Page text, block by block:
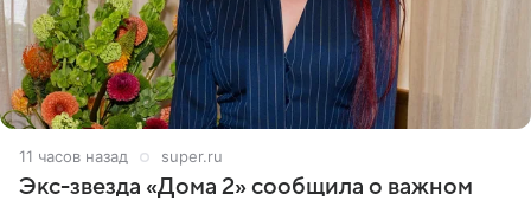
11 часов назад super.ru
Экс-звезда «Дома 2» сообщила о важном